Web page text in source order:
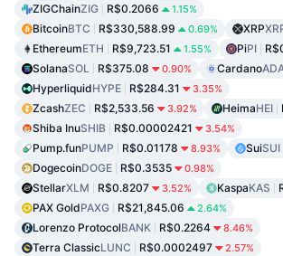
ZIGChainZIG R$0.2066 1.15%
BitcoinBTC R$330,588.99 0.69% XRP
EthereumETH R$9,723.51 1.55% PiPI
SolanaSOL R$375.08 0.90% Cardano
HyperliquidHYPE R$284.31 3.35%
ZcashZEC R$2,533.56 3.92% HeimaHEI
Shiba InuSHIB R$0.00002421 3.54%
Pump.funPUMP R$0.01178 8.93% SuiSUI
DogecoinDOGE R$0.3535 0.98%
StellarXLM R$0.8207 3.52% KaspaKAS
PAX GoldPAXG R$21,845.06 2.64%
Lorenzo ProtocolBANK R$0.2264 8.46%
Terra ClassicLUNC R$0.0002497 2.57%